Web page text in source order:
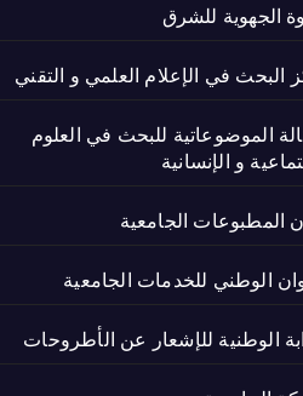
الجهوية للشرق
البحث في الإعلام العلمي و التقني
الموضوعاتية للبحث في العلوم
و الإنسانية
المطبوعات الجامعية
الوطني للخدمات الجامعية
الوطنية للإشعار عن الأطروحات